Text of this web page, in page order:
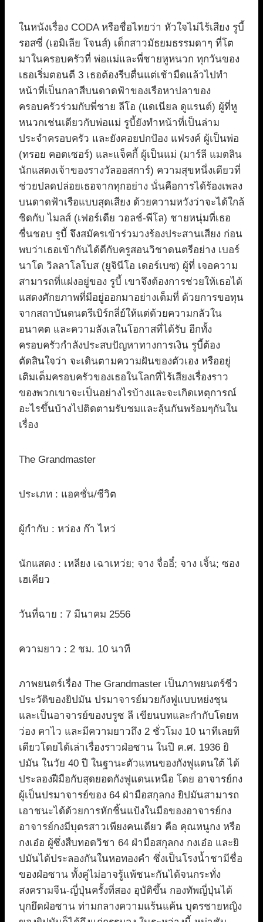
ในหนังเรื่อง CODA หรือชื่อไทยว่า หัวใจไม่ไร้เสียง รูบี้
รอสซี่ (เอมิเลีย โจนส์) เด็กสาวมัธยมธรรมดาๆ ที่โต
มาในครอบครัวที่ พ่อแม่และพี่ชายหูหนวก ทุกวันของ
เธอเริ่มตอนตี 3 เธอต้องรีบตื่นแต่เช้ามืดแล้วไปทำ
หน้าที่เป็นกลาสีบนดาดฟ้าของเรือหาปลาของ
ครอบครัวร่วมกับพี่ชาย ลีโอ (แดเนียล ดูแรนต์) ผู้ที่หู
หนวกเช่นเดียวกับพ่อแม่ รูบี้ยังทำหน้าที่เป็นล่าม
ประจำครอบครัว และยังคอยปกป้อง แฟรงค์ ผู้เป็นพ่อ
(ทรอย คอตเซอร์) และแจ็คกี้ ผู้เป็นแม่ (มาร์ลี แมตลิน
นักแสดงเจ้าของรางวัลออสการ์) ความสุขหนึ่งเดียวที่
ช่วยปลดปล่อยเธอจากทุกอย่าง นั่นคือการได้ร้องเพลง
บนดาดฟ้าเรือแบบสุดเสียง ด้วยความหวังว่าจะได้ใกล้
ชิดกับ ไมลส์ (เฟอร์เดีย วอลช์-พีโล) ชายหนุ่มที่เธอ
ชื่นชอบ รูบี้ จึงสมัครเข้าร่วมวงร้องประสานเสียง ก่อน
พบว่าเธอเข้ากันได้ดีกับครูสอนวิชาดนตรีอย่าง เบอร์
นาโด วิลลาโลโบส (ยูจินีโอ เดอร์เบซ) ผู้ที่ เจอความ
สามารถที่แฝงอยู่ของ รูบี้ เขาจึงต้องการช่วยให้เธอได้
แสดงศักยภาพที่มีอยู่ออกมาอย่างเต็มที่ ด้วยการขอทุน
จากสถาบันดนตรีเบิร์กลี่ย์ให้แต่ด้วยความกลัวใน
อนาคต และความลังเลในโอกาสที่ได้รับ อีกทั้ง
ครอบครัวกำลังประสบปัญหาทางการเงิน รูบี้ต้อง
ตัดสินใจว่า จะเดินตามความฝันของตัวเอง หรืออยู่
เติมเต็มครอบครัวของเธอในโลกที่ไร้เสียงเรื่องราว
ของพวกเขาจะเป็นอย่างไรบ้างและจะเกิดเหตุการณ์
อะไรขึ้นบ้างไปติดตามรับชมและลุ้นกันพร้อมๆกันใน
เรื่อง
The Grandmaster
ประเภท : แอคชั่น/ชีวิต
ผู้กำกับ : หว่อง ก๊า ไหว่
นักแสดง : เหลียง เฉาเหว่ย; จาง จื่ออี๋; จาง เจิ้น; ซอง
เฮเคียว
วันที่ฉาย : 7 มีนาคม 2556
ความยาว : 2 ชม. 10 นาที
ภาพยนตร์เรื่อง The Grandmaster เป็นภาพยนตร์ชีว
ประวัติของยิปมัน ปรมาจารย์มวยกังฟูแบบหย่งชุน
และเป็นอาจารย์ของบรูซ ลี เขียนบทและกำกับโดยห
ว่อง คาไว และมีความยาวถึง 2 ชั่วโมง 10 นาทีเลยที
เดียวโดยได้เล่าเรื่องราวฝ่อซาน ในปี ค.ศ. 1936 ยิ
ปมัน ในวัย 40 ปี ในฐานะตัวแทนของกังฟูแดนใต้ ได้
ประลองฝีมือกับสุดยอดกังฟูแดนเหนือ โดย อาจารย์กง
ผู้เป็นปรมาจารย์ของ 64 ฝ่ามือสกุลกง ยิปมันสามารถ
เอาชนะได้ด้วยการหักชิ้นแป้งในมือของอาจารย์กง
อาจารย์กงมีบุตรสาวเพียงคนเดียว คือ คุณหนูกง หรือ
กงเอ๋อ ผู้ซึ่งสืบทอดวิชา 64 ฝ่ามือสกุลกง กงเอ๋อ และยิ
ปมันได้ประลองกันในหอทองคำ ซึ่งเป็นโรงน้ำชามีชื่อ
ของฝ่อซาน ทั้งคู่ไม่อาจรู้แพ้ชนะกันได้จนกระทั่ง
สงครามจีน-ญี่ปุ่นครั้งที่สอง อุบัติขึ้น กองทัพญี่ปุ่นได้
บุกยึดฝ่อซาน ท่ามกลางความแร้นแค้น บุตรชายหญิง